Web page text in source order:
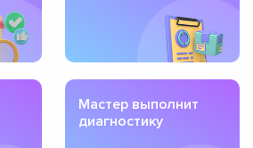
Мастер выполнит
диагностику